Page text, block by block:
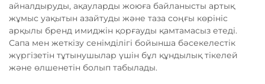
айналдыруды, ақауларды жоюға байланысты артық
жұмыс уақытын азайтуды және таза соңғы көрініс
арқылы бренд имиджін қорғауды қамтамасыз етеді.
Сапа мен жеткізу сенімділігі бойынша бәсекелестік
жүргізетін тұтынушылар үшін бұл құндылық тікелей
және өлшенетін болып табылады.